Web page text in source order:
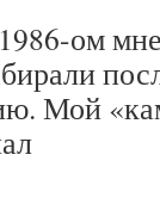
ом
Мой